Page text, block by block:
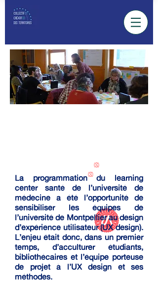
(s)
Créatif (s)
des territoires
#Montpellier
La programmation du learning
center santé de l’université de
médecine a été l’opportunité de
sensibiliser les équipes de
l’université de Montpellier au design
d’expérience utilisateur (UX design).
L’enjeu était donc, dans un premier
temps, d’acculturer étudiants,
bibliothécaires et l’équipe porteuse
de projet à l’UX design et ses
méthodes.